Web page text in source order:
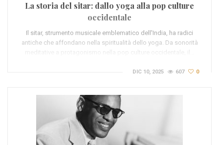
La storia del sitar: dallo yoga alla pop culture
occidentale
Il sitar, strumento musicale emblematico dell'India, ha radici
antiche che affondano nella spiritualità dello yoga. Da sonorità
meditative a protagonismo nella pop culture occidentale, il…
DIC 10, 2025 607 0